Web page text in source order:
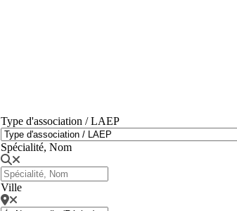
Type d'association / LAEP
Spécialité, Nom
Ville